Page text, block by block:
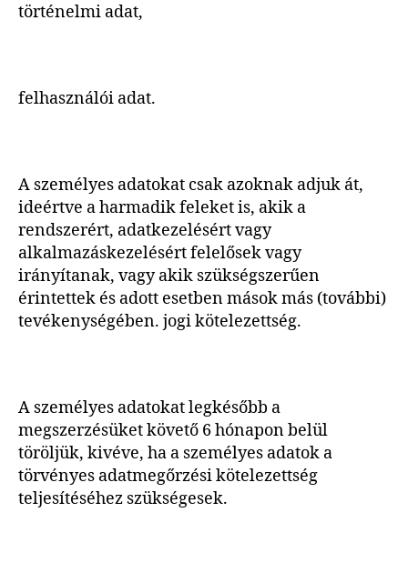
történelmi adat,
felhasználói adat.
A személyes adatokat csak azoknak adjuk át,
ideértve a harmadik feleket is, akik a
rendszerért, adatkezelésért vagy
alkalmazáskezelésért felelősek vagy
irányítanak, vagy akik szükségszerűen
érintettek és adott esetben mások más (további)
tevékenységében. jogi kötelezettség.
A személyes adatokat legkésőbb a
megszerzésüket követő 6 hónapon belül
töröljük, kivéve, ha a személyes adatok a
törvényes adatmegőrzési kötelezettség
teljesítéséhez szükségesek.